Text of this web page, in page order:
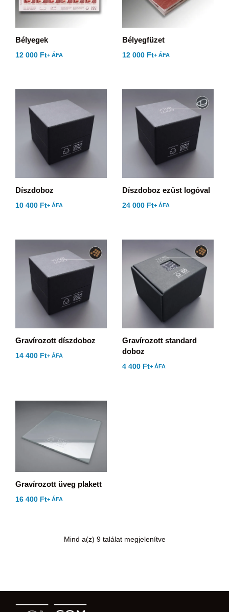
Bélyegek
12 000 Ft+ ÁFA
Bélyegfüzet
12 000 Ft+ ÁFA
Díszdoboz
10 400 Ft+ ÁFA
Díszdoboz ezüst logóval
24 000 Ft+ ÁFA
Gravírozott díszdoboz
14 400 Ft+ ÁFA
Gravírozott standard
doboz
4 400 Ft+ ÁFA
Gravírozott üveg plakett
16 400 Ft+ ÁFA
Mind a(z) 9 találat megjelenítve